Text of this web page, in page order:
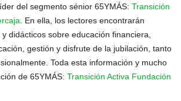
del segmento sénior 65YMÁS: Transición
. En ella, los lectores encontrarán
didácticos sobre educación financiera,
gestión y disfrute de la jubilación, tanto
Toda esta información y mucho
de 65YMÁS: Transición Activa Fundación